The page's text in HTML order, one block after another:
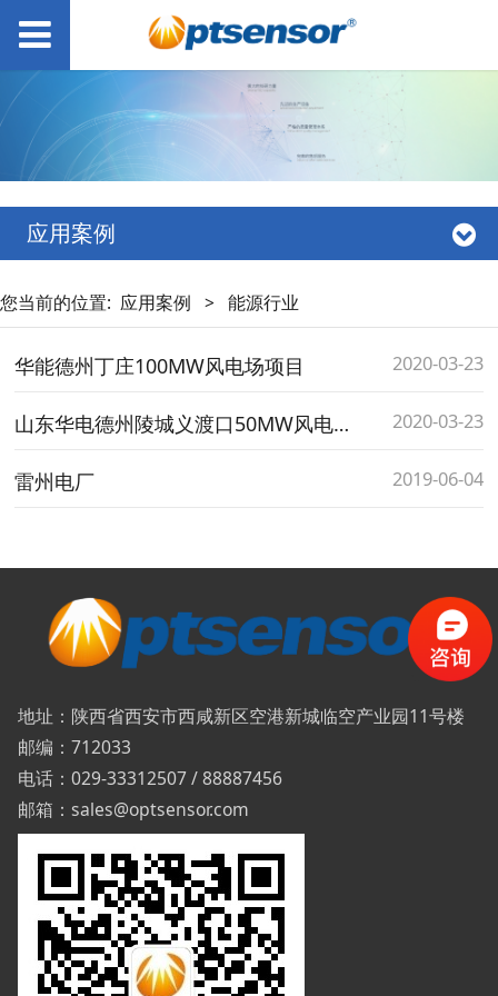
应用案例
您当前的位置: 应用案例 > 能源行业
华能德州丁庄100MW风电场项目 2020-03-23
山东华电德州陵城义渡口50MW风电项目 2020-03-23
雷州电厂 2019-06-04
地址：陕西省西安市西咸新区空港新城临空产业园11号楼
邮编：712033
电话：029-33312507 / 88887456
邮箱：sales@optsensor.com